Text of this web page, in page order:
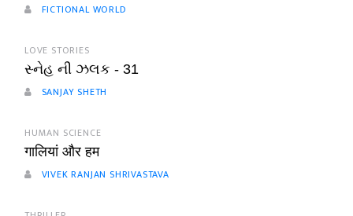
FICTIONAL WORLD
LOVE STORIES
સ્નેહ ની ઝલક - 31
SANJAY SHETH
HUMAN SCIENCE
गालियां और हम
VIVEK RANJAN SHRIVASTAVA